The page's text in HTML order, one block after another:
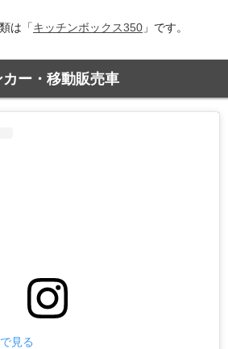
は「 キッチンボックス350 」です。
ー・移動販売車
見る